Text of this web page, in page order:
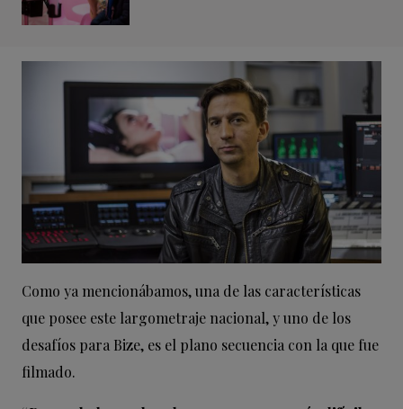
Como ya mencionábamos, una de las características
que posee este largometraje nacional, y uno de los
desafíos para Bize, es el plano secuencia con la que fue
filmado.